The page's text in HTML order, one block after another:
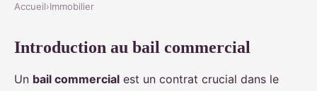
Comment rédiger un bail
commercial efficace ?
Accueil›Immobilier
Introduction au bail commercial
Un bail commercial est un contrat crucial dans le